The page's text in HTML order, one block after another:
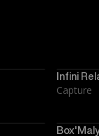
Infini
Capture